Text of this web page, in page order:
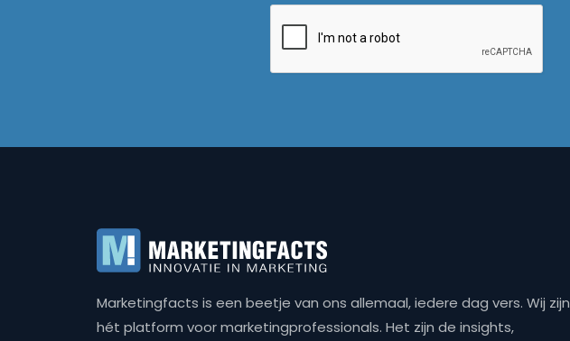
Marketingfacts is een beetje van ons allemaal, iedere dag vers. Wij zijn
hét platform voor marketingprofessionals. Het zijn de insights,